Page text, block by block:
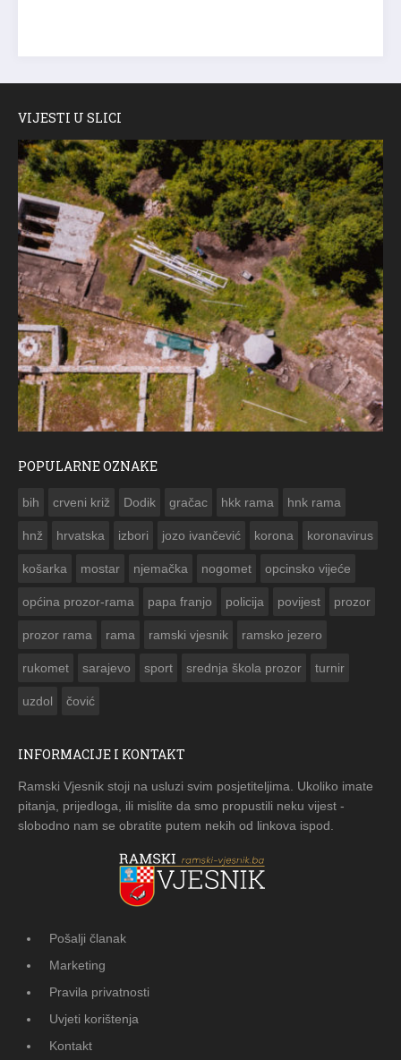
VIJESTI U SLICI
POPULARNE OZNAKE
bih crveni križ Dodik gračac hkk rama hnk rama
hnž hrvatska izbori jozo ivančević korona koronavirus
košarka mostar njemačka nogomet opcinsko vijeće
općina prozor-rama papa franjo policija povijest prozor
prozor rama rama ramski vjesnik ramsko jezero
rukomet sarajevo sport srednja škola prozor turnir
uzdol čović
INFORMACIJE I KONTAKT
Ramski Vjesnik stoji na usluzi svim posjetiteljima. Ukoliko imate
pitanja, prijedloga, ili mislite da smo propustili neku vijest -
slobodno nam se obratite putem nekih od linkova ispod.
Pošalji članak
Marketing
Pravila privatnosti
Uvjeti korištenja
Kontakt